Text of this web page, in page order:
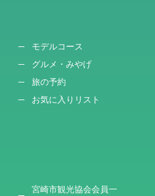
モデルコース
グルメ・みやげ
旅の予約
お気に入りリスト
宮崎市観光協会会員一